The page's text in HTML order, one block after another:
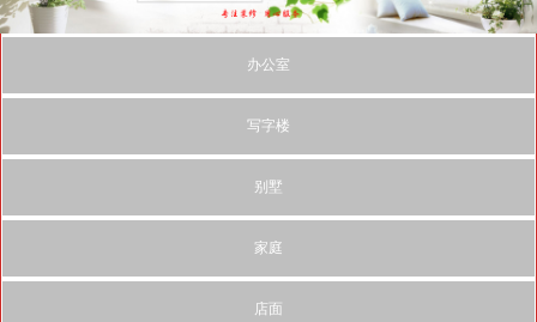
办公室
写字楼
别墅
家庭
店面